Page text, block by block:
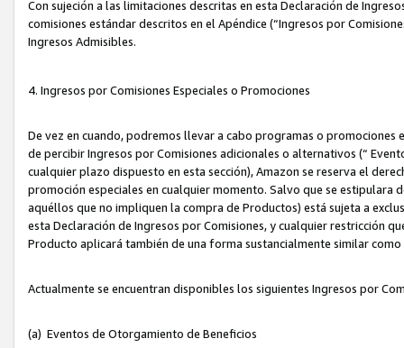
Con sujeción a las limitaciones descritas en esta Declaración de
comisiones estándar descritos en el Apéndice (“Ingresos por
Ingresos Admisibles.
4. Ingresos por Comisiones Especiales o Promociones
De vez en cuando, podremos llevar a cabo programas o
de percibir Ingresos por Comisiones adicionales o alternativos (“
cualquier plazo dispuesto en esta sección), Amazon se reserva el
promoción especiales en cualquier momento. Salvo que se
aquéllos que no impliquen la compra de Productos) está sujeta a
esta Declaración de Ingresos por Comisiones, y cualquier restricción
Producto aplicará también de una forma sustancialmente similar
Actualmente se encuentran disponibles los siguientes Ingresos por
(a) Eventos de Otorgamiento de Beneficios